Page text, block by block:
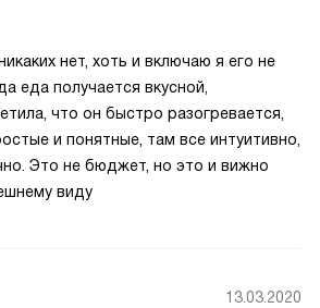
нет, хоть и включаю я его не
еда получается вкусной,
что он быстро разогревается,
и понятные, там все интуитивно,
Это не бюджет, но это и вижно
виду
13.03.2020